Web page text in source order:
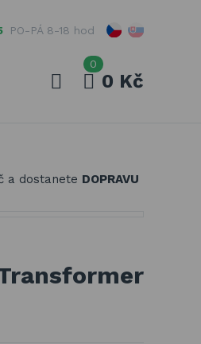
PO-PÁ 8-18 hod
0
0 Kč
a dostanete DOPRAVU